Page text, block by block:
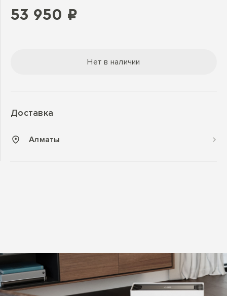
53 950 ₽
Нет в наличии
Доставка
Алматы